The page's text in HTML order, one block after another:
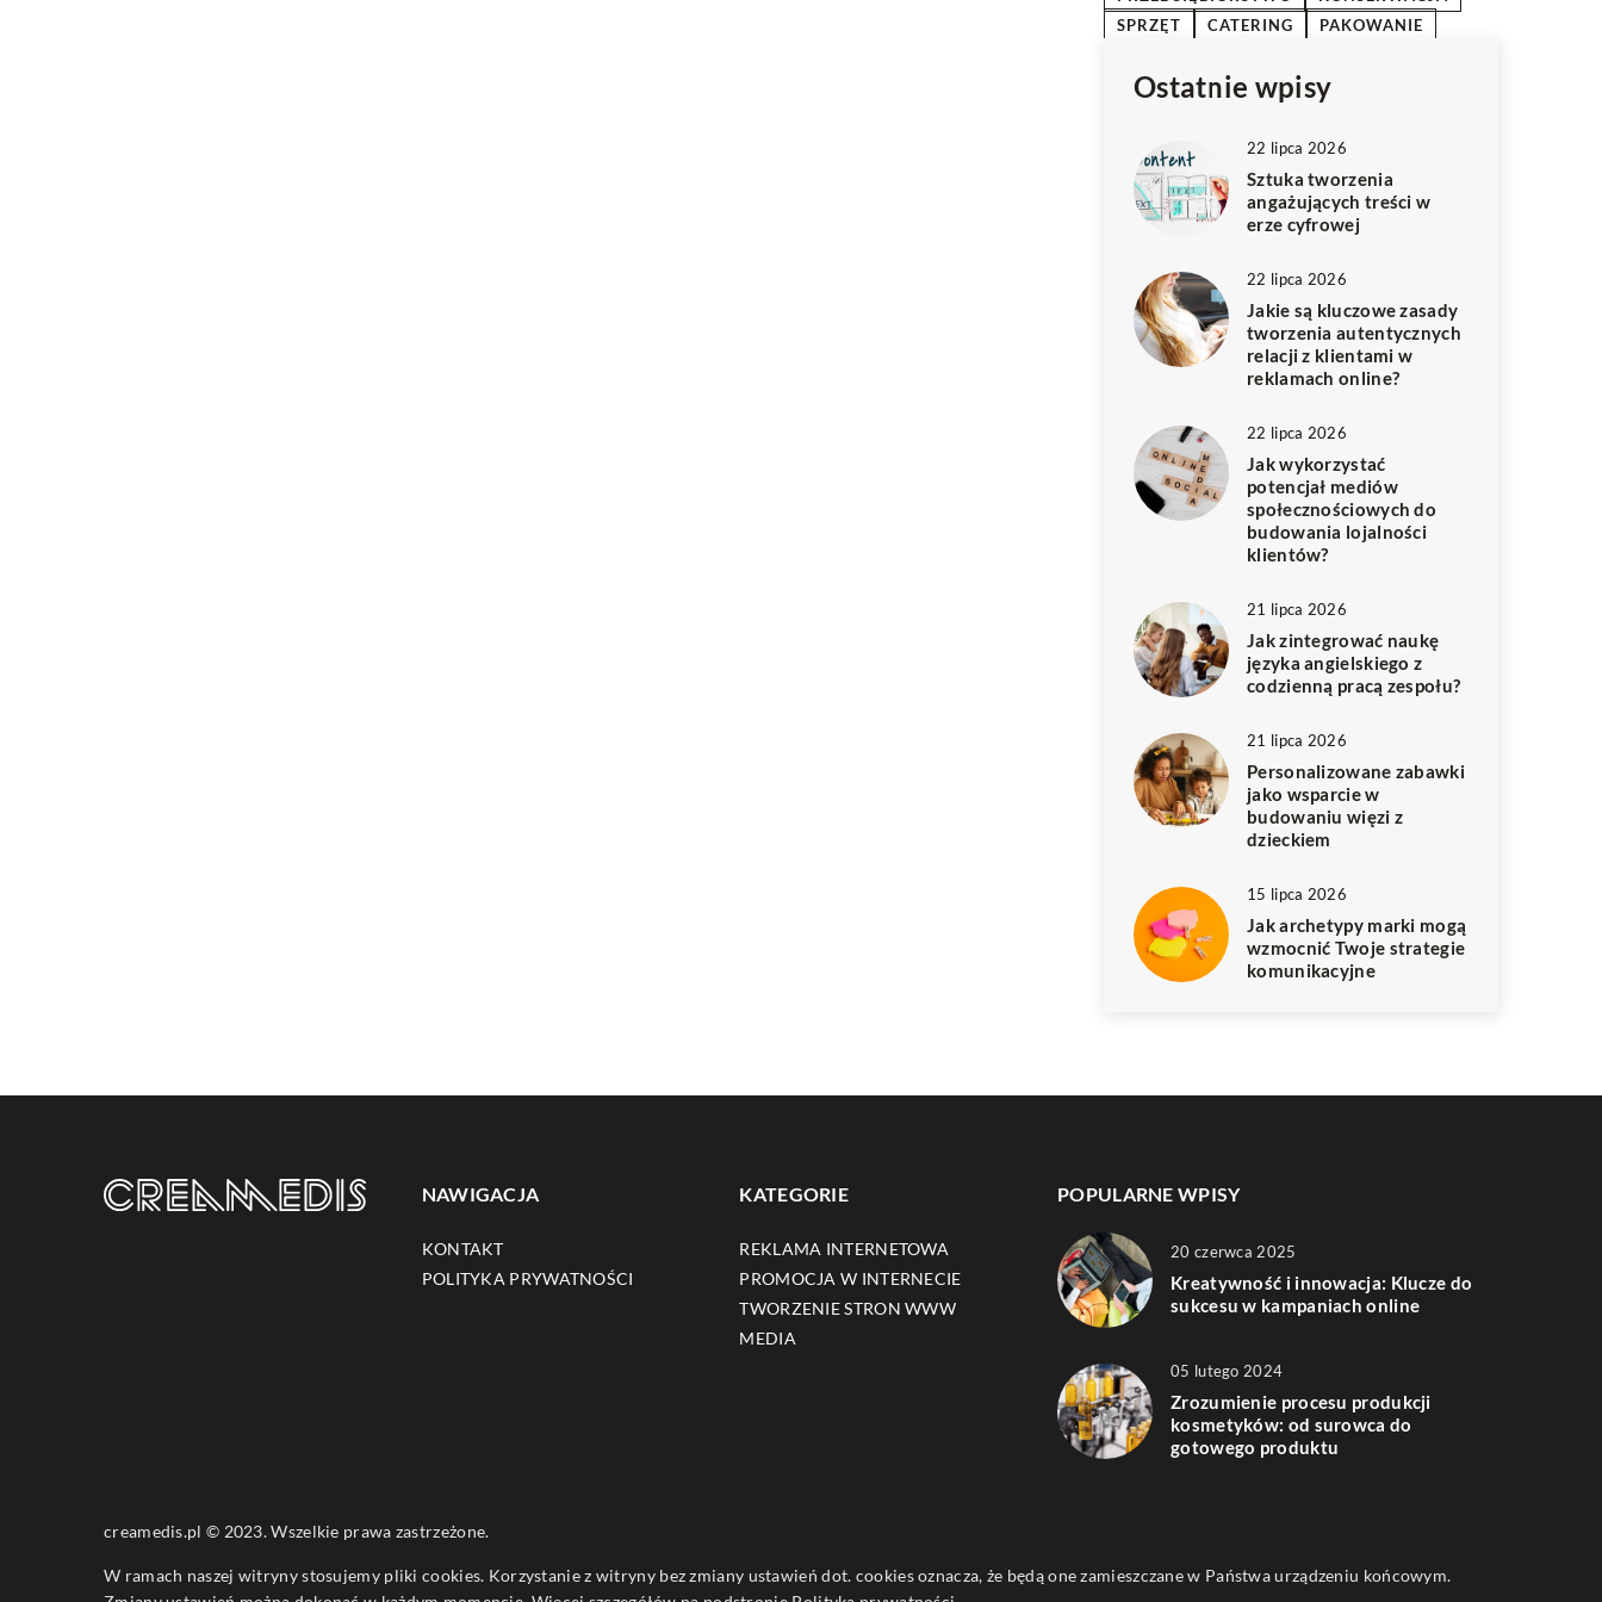
SPRZĘT
CATERING PAKOWANIE
Ostatnie wpisy
22 lipca 2026
Sztuka tworzenia
angażujących treści w
erze cyfrowej
22 lipca 2026
Jakie są kluczowe zasady
tworzenia autentycznych
relacji z klientami w
reklamach online?
22 lipca 2026
Jak wykorzystać
potencjał mediów
społecznościowych do
budowania lojalności
klientów?
21 lipca 2026
Jak zintegrować naukę
języka angielskiego z
codzienną pracą zespołu?
21 lipca 2026
Personalizowane zabawki
jako wsparcie w
budowaniu więzi z
dzieckiem
15 lipca 2026
Jak archetypy marki mogą
wzmocnić Twoje strategie
komunikacyjne
NAWIGACJA
KONTAKT
POLITYKA PRYWATNOŚCI
KATEGORIE
REKLAMA INTERNETOWA
PROMOCJA W INTERNECIE
TWORZENIE STRON WWW
MEDIA
POPULARNE WPISY
20 czerwca 2025
Kreatywność i innowacja: Klucze do
sukcesu w kampaniach online
05 lutego 2024
Zrozumienie procesu produkcji
kosmetyków: od surowca do
gotowego produktu
creamedis.pl © 2023. Wszelkie prawa zastrzeżone.
W ramach naszej witryny stosujemy pliki cookies. Korzystanie z witryny bez zmiany ustawień dot. cookies oznacza, że będą one zamieszczane w Państwa urządzeniu końcowym.